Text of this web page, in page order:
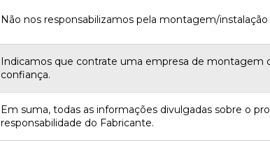
Não nos responsabilizamos pela montagem/
Indicamos que contrate uma empresa de montagem
confiança.
Em suma, todas as informações divulgadas sobre o
responsabilidade do Fabricante.